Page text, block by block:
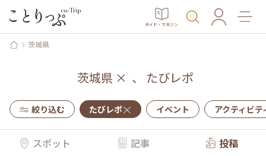
ガイド・マガジン
茨城県
茨城県 × 、 たびレポ
絞り込む たびレポ イベント アクティビテ
スポット 記事 投稿